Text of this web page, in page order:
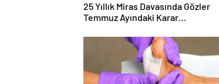
25 Yıllık Miras Davasında Gözler
Temmuz Ayındaki Karar